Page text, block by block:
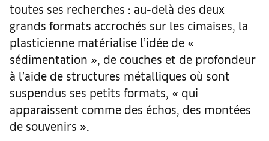
toutes ses recherches : au-delà des deux
grands formats accrochés sur les cimaises, la
plasticienne matérialise l’idée de «
sédimentation », de couches et de profondeur
à l’aide de structures métalliques où sont
suspendus ses petits formats, « qui
apparaissent comme des échos, des montées
de souvenirs ».